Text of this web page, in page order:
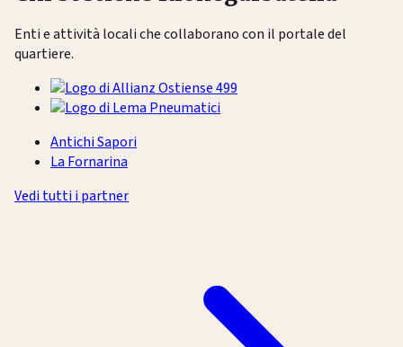
Enti e attività locali che collaborano con il portale del
quartiere.
Antichi Sapori
La Fornarina
Vedi tutti i partner